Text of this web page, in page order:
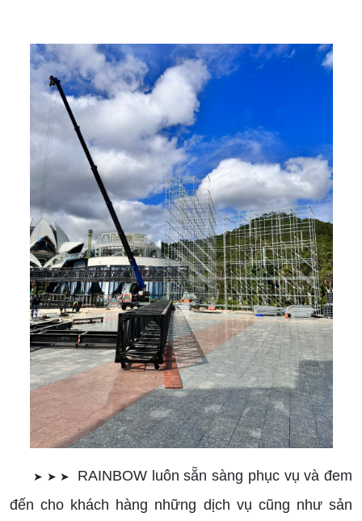
➤ ➤ ➤ RAINBOW luôn sẵn sàng phục vụ và đem
đến cho khách hàng những dịch vụ cũng như sản